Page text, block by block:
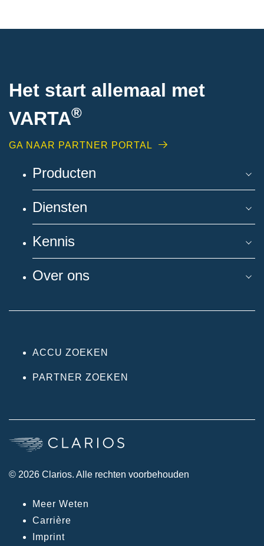
Het start allemaal met
VARTA®
GA NAAR PARTNER PORTAL
Producten
Diensten
Kennis
Over ons
ACCU ZOEKEN
PARTNER ZOEKEN
© 2026 Clarios. Alle rechten voorbehouden
Meer Weten
Carrière
Imprint